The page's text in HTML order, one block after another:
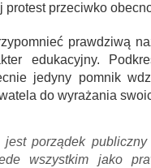
protest przeciwko
prawdziwą
edukacyjny.
jedyny pomnik
do wyrażania
jest porządek
wszystkim jako